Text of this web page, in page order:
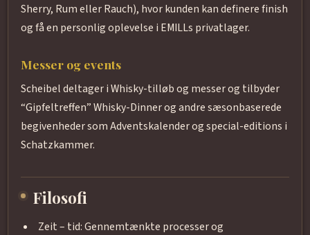
Sherry, Rum eller Rauch), hvor kunden kan definere finish
og få en personlig oplevelse i EMILLs privatlager.
Messer og events
Scheibel deltager i Whisky-tilløb og messer og tilbyder
“Gipfeltreffen” Whisky-Dinner og andre sæsonbaserede
begivenheder som Adventskalender og special-editions i
Schatzkammer.
Filosofi
Zeit – tid: Gennemtænkte processer og